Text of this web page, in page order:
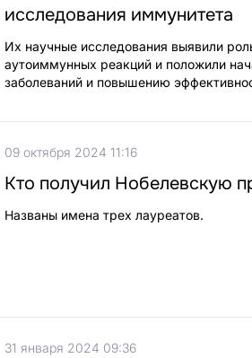
исследования иммунитета
Их научные исследования выявили
аутоиммунных реакций и положили
заболеваний и повышению
09 октября 2024 11:16
Кто получил Нобелевскую
Названы имена трех лауреатов.
31 января 2024 09:36